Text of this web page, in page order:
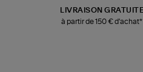
LIVRAISON GRATUITE
à partir de 150 € d'achat*